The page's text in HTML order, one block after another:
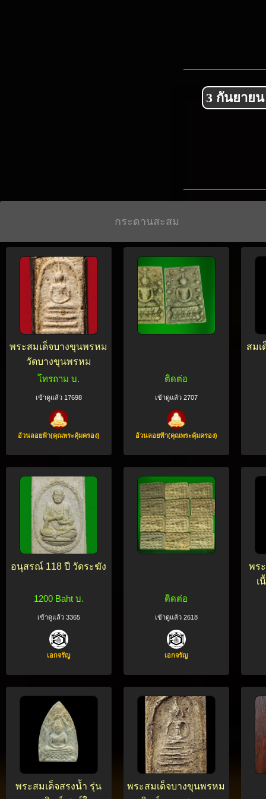
3 กันยายน
กระดานสะสม
พระสมเด็จบางขุนพรหม
วัดบางขุนพรหม
โทรถาม บ.
เข้าดูแล้ว 17698
อ้วนลอยฟ้า(คุณพระคุ้มครอง)
ติดต่อ
เข้าดูแล้ว 2707
อ้วนลอยฟ้า(คุณพระคุ้มครอง)
สมเ
อนุสรณ์ 118 ปี วัดระฆัง
1200 Baht บ.
เข้าดูแล้ว 3365
เอกจรัญ
ติดต่อ
เข้าดูแล้ว 2618
เอกจรัญ
พร
เ
พระสมเด็จสรงน้ำ รุ่น
พระสมเด็จบางขุนพรหม